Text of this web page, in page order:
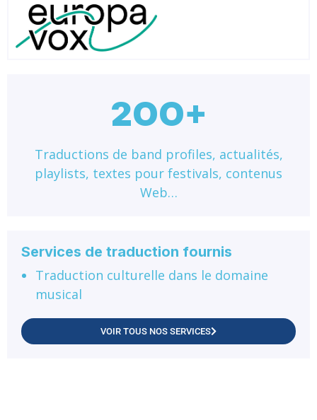
2OO+
Traductions de band profiles, actualités,
playlists, textes pour festivals, contenus
Web…
Services de traduction fournis
Traduction culturelle dans le domaine
musical
VOIR TOUS NOS SERVICES